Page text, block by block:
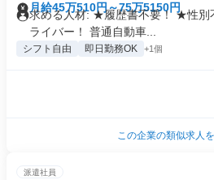
月給45万510円～75万5150円
求める人材: ★履歴書不要！ ★性別
ライバー！ 普通自動車...
シフト自由 即日勤務OK +1個
この企業の類似求人
派遣社員